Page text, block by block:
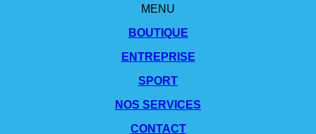
MENU
BOUTIQUE
ENTREPRISE
SPORT
NOS SERVICES
CONTACT